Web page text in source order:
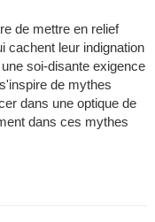
de mettre en relief
cachent leur indignation
soi-disante exigence
de mythes
dans une optique de
dans ces mythes